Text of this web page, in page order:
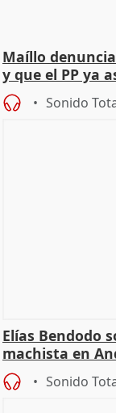
Maíllo
y que el PP ya
Sonido
Elías Bendodo
machista en
Sonido